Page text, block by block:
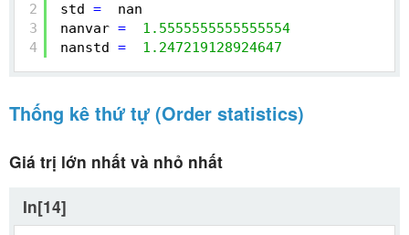
2
3
4
std =
nan
nanvar =
1.5555555555555554
nanstd = 1.247219128924647
Thống kê thứ tự (Order statistics)
Giá trị lớn nhất và nhỏ nhất
In[14]